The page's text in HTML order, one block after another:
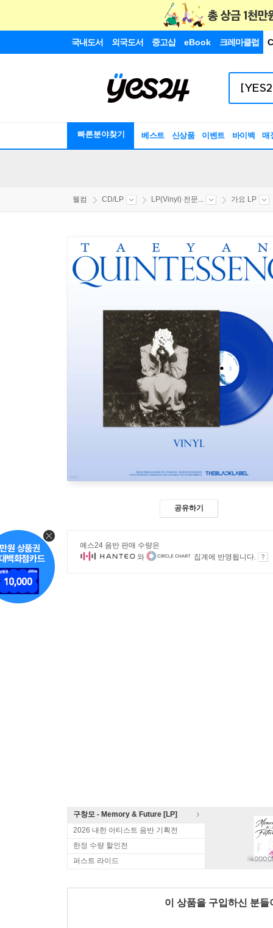
국내도서 외국도서 중고샵 eBook 크레마클럽
빠른분야찾기 베스트 신상품 이벤트 바이백 매
웰컴 CD/LP LP(Vinyl) 전문... 가요 LP
공유하기
예스24 음반 판매 수량은
와
집계에 반영됩니다.
구창모 - Memory & Future [LP]
2026 내한 아티스트 음반 기획전
한정 수량 할인전
퍼스트 라이드
이 상품을 구입하신 분